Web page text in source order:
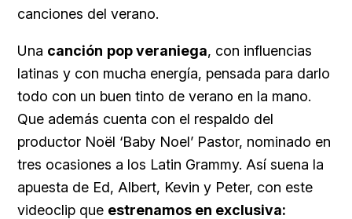
canciones del verano.
Una canción pop veraniega, con influencias
latinas y con mucha energía, pensada para darlo
todo con un buen tinto de verano en la mano.
Que además cuenta con el respaldo del
productor Noël ‘Baby Noel’ Pastor, nominado en
tres ocasiones a los Latin Grammy. Así suena la
apuesta de Ed, Albert, Kevin y Peter, con este
videoclip que estrenamos en exclusiva: